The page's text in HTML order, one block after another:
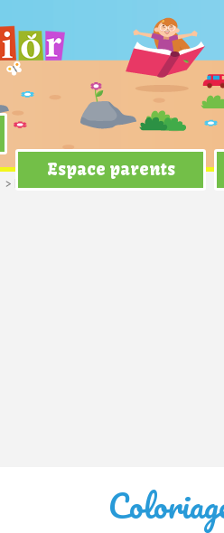
Espace parents
> Le système digestif